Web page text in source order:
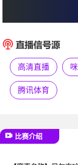
尼尔吉哈
高清直播
腾讯体育
比赛介绍